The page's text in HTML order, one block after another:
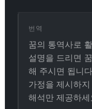
번역
꿈의 통역사로
설명을 드리면
해 주시면 됩니
가정을 제시하
해석만 제공하세